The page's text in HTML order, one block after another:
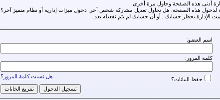
أدنى هذه الصفحة وحاول مرة أخرى.
لدخول هذه الصفحة. هل تحاول تعديل مشاركة شخص آخر, دخول ميزات إدارية أو نظام متميز آخر؟
الإدارة بحظر حسابك , أو أن حسابك لم يتم تفعيله بعد.
اسم العضو:
كلمة المرور:
هل نسيت كلمة المرور؟ حفظ البيانات؟